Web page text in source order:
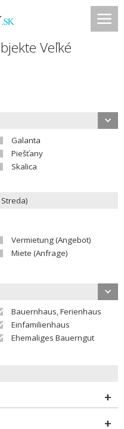
Veľké
Galanta
Piešťany
Skalica
Vermietung (Angebot)
Miete (Anfrage)
Bauernhaus, Ferienhaus
Einfamilienhaus
Ehemaliges Bauerngut